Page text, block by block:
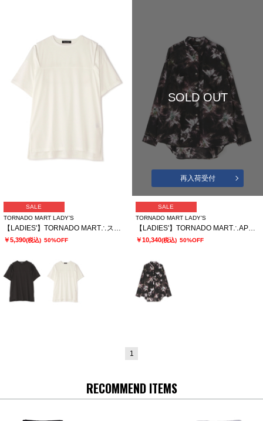
SALE
TORNADO MART LADY’S
￥5,390(税込) 50%OFF
SOLD OUT
再入荷受付
SALE
TORNADO MART LADY’S
￥10,340(税込) 50%OFF
1
RECOMMEND ITEMS